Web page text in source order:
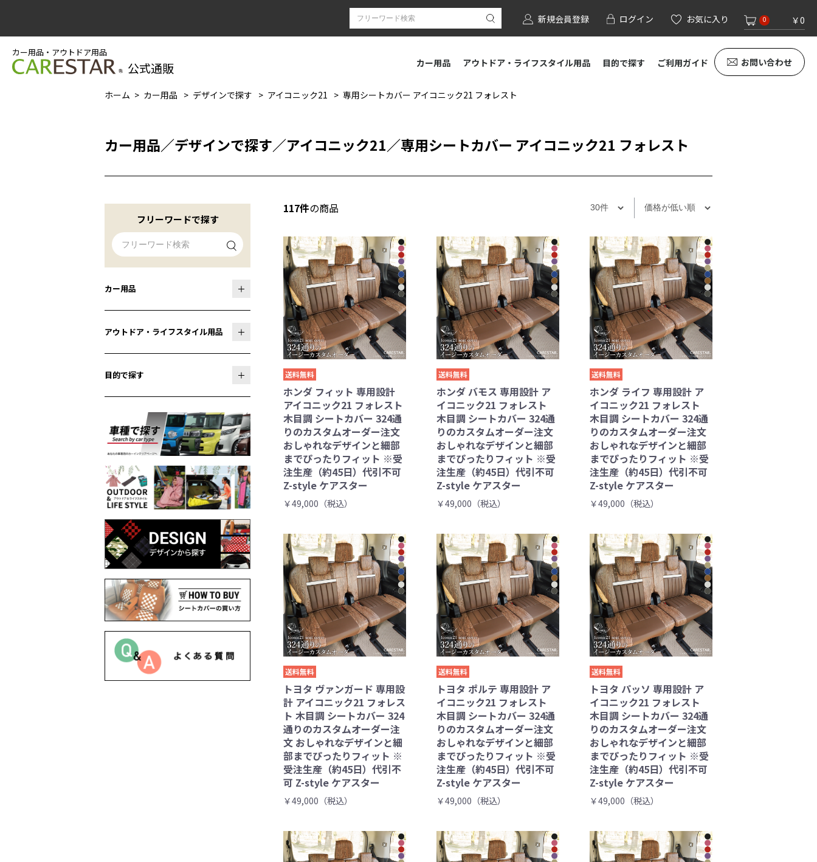
新規会員登録 ログイン お気に入り 0 ￥0
カー用品・アウトドア用品
公式通販 カー用品 アウトドア・ライフスタイル用品 目的で探す ご利用ガイド お問い合わせ
ホーム カー用品 デザインで探す アイコニック21 専用シートカバー アイコニック21 フォレスト
カー用品／デザインで探す／アイコニック21／専用シートカバー アイコニック21 フォレスト
フリーワードで探す
カー用品
アウトドア・ライフスタイル用品
目的で探す
117件の商品
送料無料
ホンダ フィット 専用設計
アイコニック21 フォレスト
木目調 シートカバー 324通
りのカスタムオーダー注文
おしゃれなデザインと細部
までぴったりフィット ※受
注生産（約45日）代引不可
Z-style ケアスター
￥49,000（税込）
送料無料
ホンダ バモス 専用設計 ア
イコニック21 フォレスト
木目調 シートカバー 324通
りのカスタムオーダー注文
おしゃれなデザインと細部
までぴったりフィット ※受
注生産（約45日）代引不可
Z-style ケアスター
￥49,000（税込）
送料無料
ホンダ ライフ 専用設計 ア
イコニック21 フォレスト
木目調 シートカバー 324通
りのカスタムオーダー注文
おしゃれなデザインと細部
までぴったりフィット ※受
注生産（約45日）代引不可
Z-style ケアスター
￥49,000（税込）
送料無料
トヨタ ヴァンガード 専用設
計 アイコニック21 フォレス
ト 木目調 シートカバー 324
通りのカスタムオーダー注
文 おしゃれなデザインと細
部までぴったりフィット ※
受注生産（約45日）代引不
可 Z-style ケアスター
￥49,000（税込）
送料無料
トヨタ ポルテ 専用設計 ア
イコニック21 フォレスト
木目調 シートカバー 324通
りのカスタムオーダー注文
おしゃれなデザインと細部
までぴったりフィット ※受
注生産（約45日）代引不可
Z-style ケアスター
￥49,000（税込）
送料無料
トヨタ パッソ 専用設計 ア
イコニック21 フォレスト
木目調 シートカバー 324通
りのカスタムオーダー注文
おしゃれなデザインと細部
までぴったりフィット ※受
注生産（約45日）代引不可
Z-style ケアスター
￥49,000（税込）